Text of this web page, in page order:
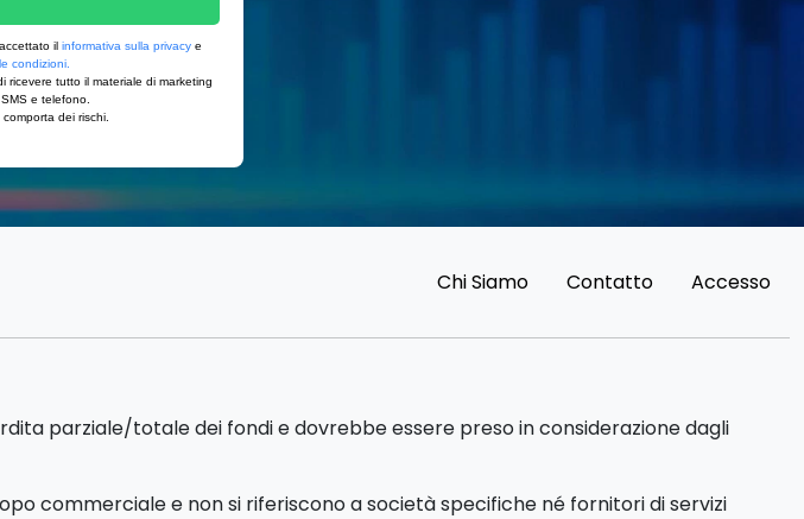
Chi Siamo Contatto Accesso
parziale/totale dei fondi e dovrebbe essere preso in considerazione dagli
commerciale e non si riferiscono a società specifiche né fornitori di servizi